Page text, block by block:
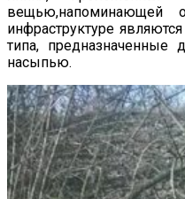
инфраструктуре
типа, предназначенные
насыпью.